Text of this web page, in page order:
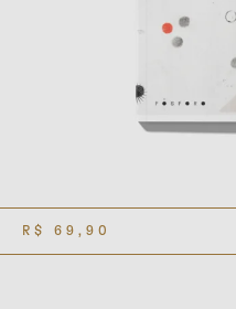
R$ 69,90